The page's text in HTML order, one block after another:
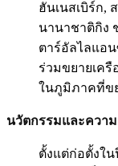
ฮันเนสเบิร์ก,
นานาชาติกิง
ตาร์อัลไลแอ
ร่วมขยายเค
ในภูมิภาคที่ข
นวัตกรรมและควา
ตั้งแต่ก่อตั้งใน